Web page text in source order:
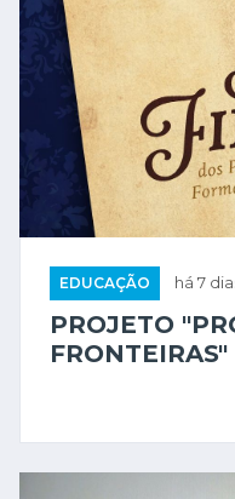
EDUCAÇÃO há 7
PROJETO